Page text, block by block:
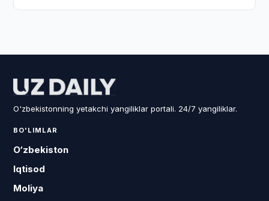
O'zbekistonning yetakchi yangiliklar portali. 24/7 yangiliklar.
BO'LIMLAR
O‘zbekiston
Iqtisod
Moliya